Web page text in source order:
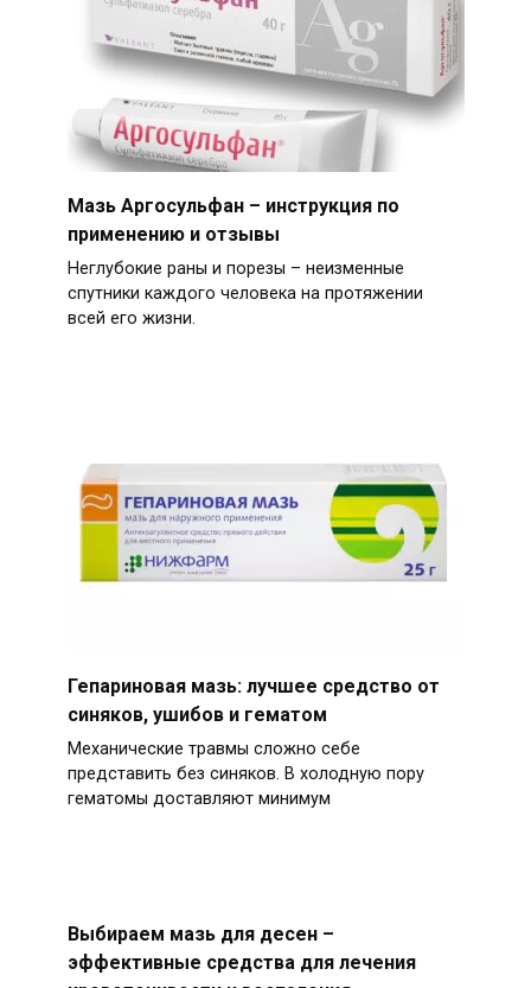
Мазь Аргосульфан – инструкция по
применению и отзывы
Неглубокие раны и порезы – неизменные
спутники каждого человека на протяжении
всей его жизни.
Гепариновая мазь: лучшее средство от
синяков, ушибов и гематом
Механические травмы сложно себе
представить без синяков. В холодную пору
гематомы доставляют минимум
Выбираем мазь для десен –
эффективные средства для лечения